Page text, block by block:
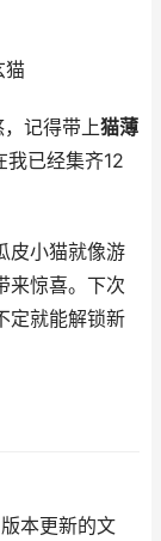
猫
记得带上猫薄
我已经集齐12
皮小猫就像游
来惊喜。下次
定就能解锁新
本更新的文